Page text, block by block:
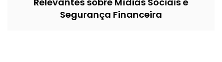
Segurança Financeira